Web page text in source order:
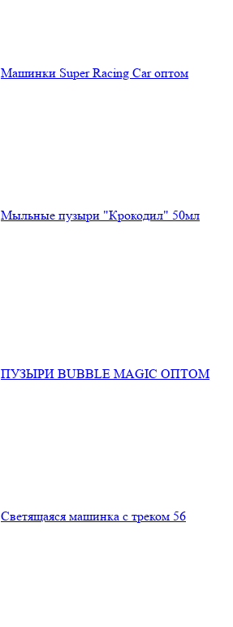
Машинки Super Racing Car оптом
Мыльные пузыри "Крокодил" 50мл
ПУЗЫРИ BUBBLE MAGIC ОПТОМ
Светящаяся машинка с треком 56